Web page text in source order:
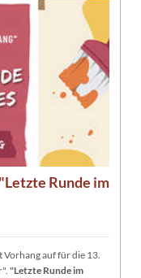
Runde im
auf für die 13.
"Letzte Runde im